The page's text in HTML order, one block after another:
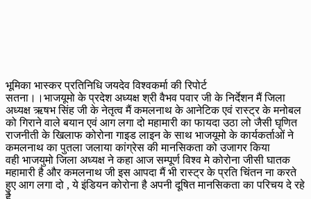
भूमिका भास्कर प्रतिनिधि जयदेव विश्वकर्मा की रिपोर्ट
सतना।।भाजयूमो के प्रदेश अध्यक्ष श्री वैभव पवार जी के निर्देशन मैं जिला
अध्यक्ष ऋषभ सिंह जी के नेतृत्व मैं कमलनाथ के आनेटिक एवं रास्ट्र के मनोबल
को गिराने वाले बयान एवं आग लगा दो महामारी का फायदा उठा लो जैसी घृणित
राजनीती के खिलाफ कोरोना गाइड लाइन के साथ भाजयूमो के कार्यकर्ताओं ने
कमलनाथ का पुतला जलाया कांग्रेस की मानसिकता को उजागर किया
वही भाजयुमो जिला अध्यक्ष ने कहा आज सम्पूर्ण विश्व मे कोरोना जीसी घातक
महामारी है और कमलनाथ जी इस आपदा मैं भी रास्ट्र के प्रति चिंतन ना करते
हुए आग लगा दो , ये इंडियन कोरोना है अपनी दूषित मानसिकता का परिचय दे रहे